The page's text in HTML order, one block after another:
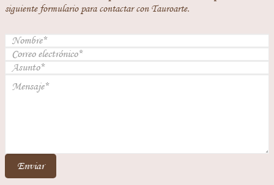
siguiente formulario para contactar con Tauroarte.
Enviar